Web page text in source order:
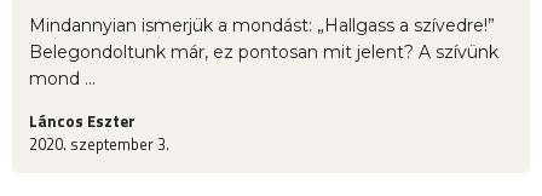
Mindannyian ismerjük a mondást: „Hallgass a szívedre!”
Belegondoltunk már, ez pontosan mit jelent? A szívünk
mond ...
Láncos Eszter
2020. szeptember 3.